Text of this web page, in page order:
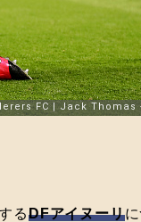
るDFアイヌーリ